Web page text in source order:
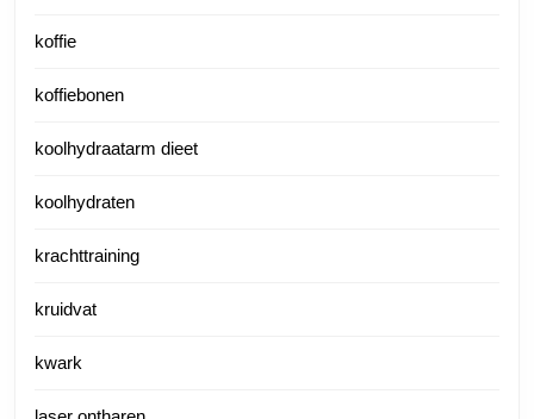
koffie
koffiebonen
koolhydraatarm dieet
koolhydraten
krachttraining
kruidvat
kwark